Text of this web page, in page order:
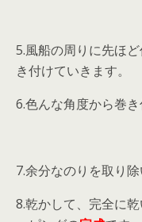
5.風船の周りに先ほど
き付けていきます。
6.色んな角度から巻き
7.余分なのりを取り除
8.乾かして、完全に